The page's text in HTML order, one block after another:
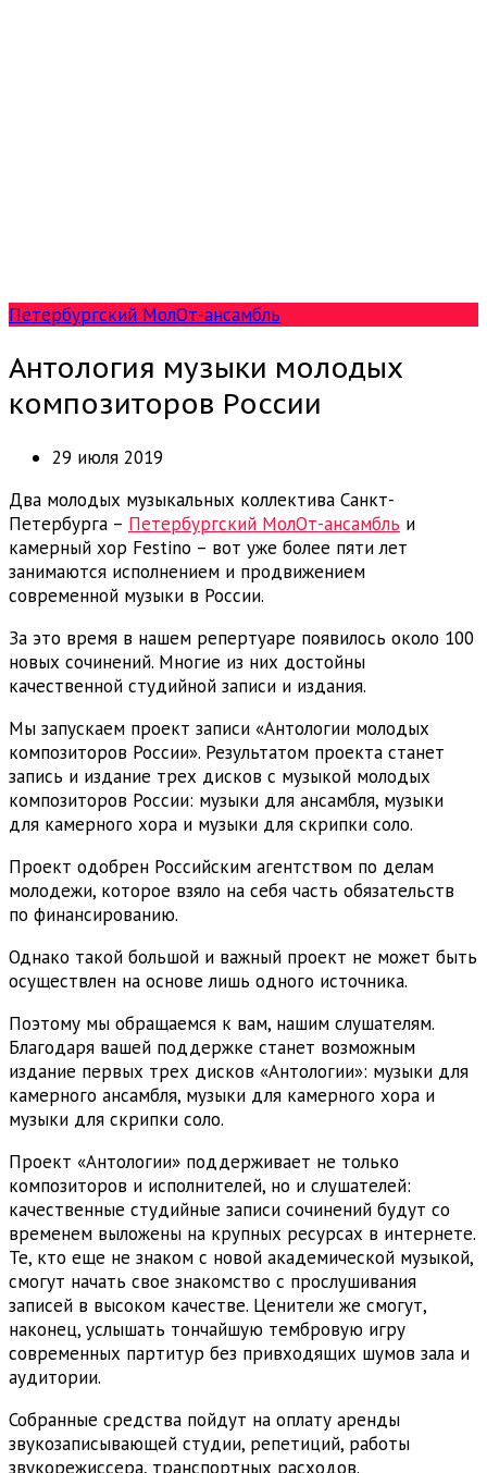
Петербургский МолОт-ансамбль
Антология музыки молодых
композиторов России
29 июля 2019
Два молодых музыкальных коллектива Санкт-
Петербурга – Петербургский МолОт-ансамбль и
камерный хор Festino – вот уже более пяти лет
занимаются исполнением и продвижением
современной музыки в России.
За это время в нашем репертуаре появилось около 100
новых сочинений. Многие из них достойны
качественной студийной записи и издания.
Мы запускаем проект записи «Антологии молодых
композиторов России». Результатом проекта станет
запись и издание трех дисков с музыкой молодых
композиторов России: музыки для ансамбля, музыки
для камерного хора и музыки для скрипки соло.
Проект одобрен Российским агентством по делам
молодежи, которое взяло на себя часть обязательств
по финансированию.
Однако такой большой и важный проект не может быть
осуществлен на основе лишь одного источника.
Поэтому мы обращаемся к вам, нашим слушателям.
Благодаря вашей поддержке станет возможным
издание первых трех дисков «Антологии»: музыки для
камерного ансамбля, музыки для камерного хора и
музыки для скрипки соло.
Проект «Антологии» поддерживает не только
композиторов и исполнителей, но и слушателей:
качественные студийные записи сочинений будут со
временем выложены на крупных ресурсах в интернете.
Те, кто еще не знаком с новой академической музыкой,
смогут начать свое знакомство с прослушивания
записей в высоком качестве. Ценители же смогут,
наконец, услышать тончайшую тембровую игру
современных партитур без привходящих шумов зала и
аудитории.
Собранные средства пойдут на оплату аренды
звукозаписывающей студии, репетиций, работы
звукорежиссера, транспортных расходов.